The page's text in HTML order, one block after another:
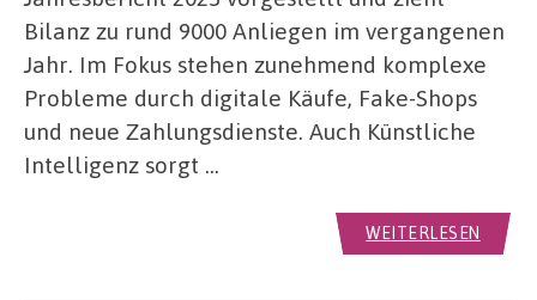
Bilanz zu rund 9000 Anliegen im vergangenen
Jahr. Im Fokus stehen zunehmend komplexe
Probleme durch digitale Käufe, Fake-Shops
und neue Zahlungsdienste. Auch Künstliche
Intelligenz sorgt …
WEITERLESEN